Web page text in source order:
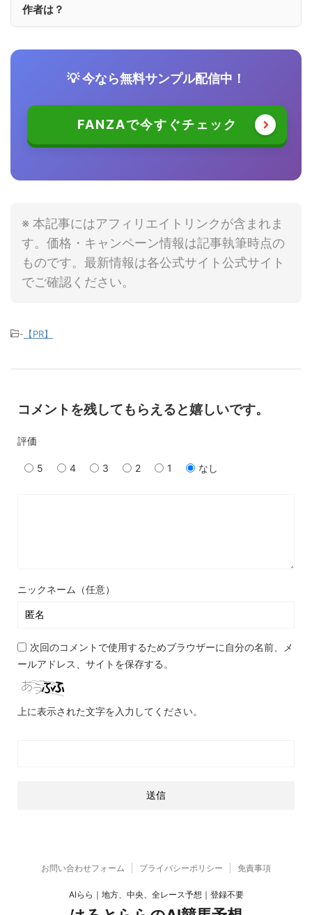
作者は？
💡 今なら無料サンプル配信中！
FANZAで今すぐチェック
※ 本記事にはアフィリエイトリンクが含まれま
す。価格・キャンペーン情報は記事執筆時点の
ものです。最新情報は各公式サイト公式サイト
でご確認ください。
- 【PR】
コメントを残してもらえると嬉しいです。
評価
5 4 3 2 1 なし
ニックネーム（任意）
次回のコメントで使用するためブラウザーに自分の名前、メ
ールアドレス、サイトを保存する。
上に表示された文字を入力してください。
お問い合わせフォーム プライバシーポリシー 免責事項
AIらら｜地方、中央、全レース予想｜登録不要